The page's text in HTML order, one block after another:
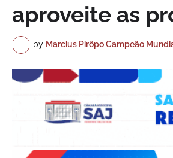
aproveite as
by Marcius Pirôpo Campeão